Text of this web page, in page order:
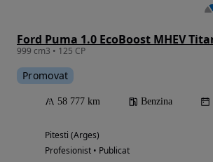
Ford Puma 1.0 EcoBoost MHEV
999 cm3 • 125 CP
Promovat
58 777 km Benzina
Pitesti (Arges)
Profesionist • Publicat